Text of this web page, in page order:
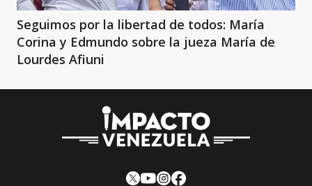
Seguimos por la libertad de todos: María
Corina y Edmundo sobre la jueza María de
Lourdes Afiuni